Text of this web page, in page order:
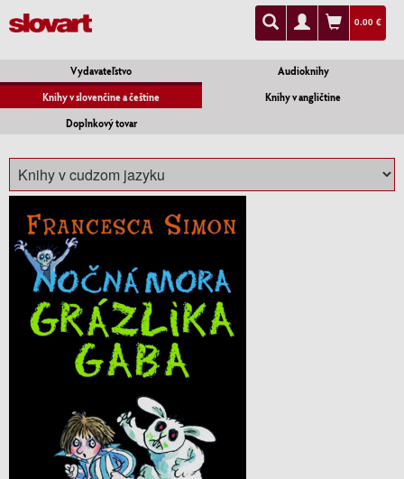
0.00 €
Vydavateľstvo
Audioknihy
Knihy v slovenčine a češtine
Knihy v angličtine
Doplnkový tovar